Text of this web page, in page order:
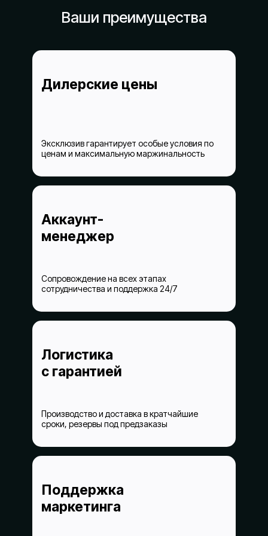
Ваши преимущества
Эксклюзив гарантирует особые условия по
ценам и максимальную маржинальность
Дилерские цены
Сопровождение на всех этапах
сотрудничества и поддержка 24/7
Аккаунт-
менеджер
Производство и доставка в кратчайшие
сроки, резервы под предзаказы
Логистика
с гарантией
Поддержка
маркетинга